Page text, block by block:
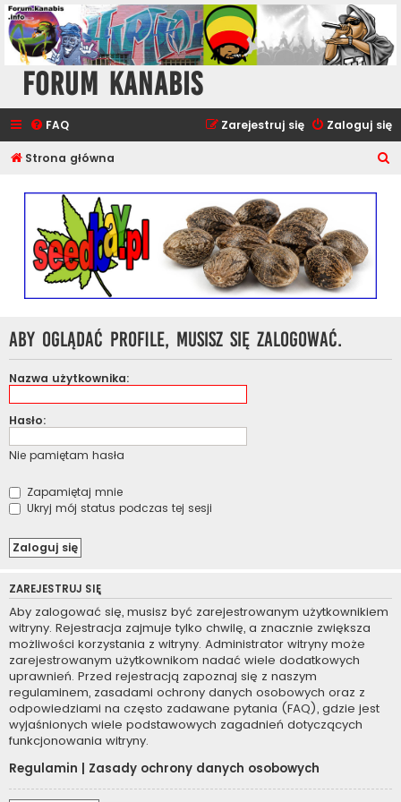
Forum Kanabis
FAQ Zaloguj się
Zarejestruj się
Strona główna
Aby oglądać profile, musisz się zalogować.
Nazwa użytkownika:
Hasło:
Nie pamiętam hasła
Zapamiętaj mnie
Ukryj mój status podczas tej sesji
ZAREJESTRUJ SIĘ
Aby zalogować się, musisz być zarejestrowanym użytkownikiem
witryny. Rejestracja zajmuje tylko chwilę, a znacznie zwiększa
możliwości korzystania z witryny. Administrator witryny może
zarejestrowanym użytkownikom nadać wiele dodatkowych
uprawnień. Przed rejestracją zapoznaj się z naszym
regulaminem, zasadami ochrony danych osobowych oraz z
odpowiedziami na często zadawane pytania (FAQ), gdzie jest
wyjaśnionych wiele podstawowych zagadnień dotyczących
funkcjonowania witryny.
Regulamin | Zasady ochrony danych osobowych